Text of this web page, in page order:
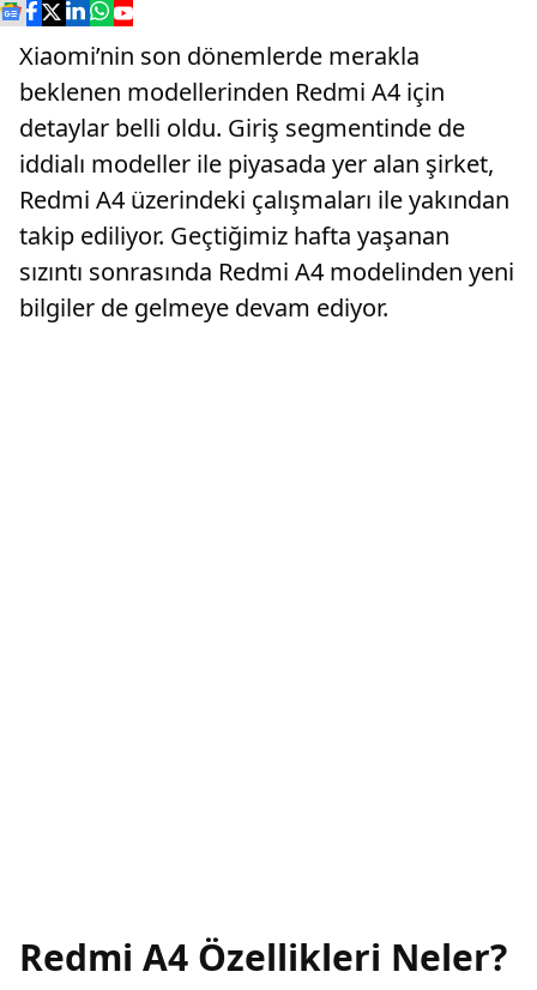
Xiaomi’nin son dönemlerde merakla
beklenen modellerinden Redmi A4 için
detaylar belli oldu. Giriş segmentinde de
iddialı modeller ile piyasada yer alan şirket,
Redmi A4 üzerindeki çalışmaları ile yakından
takip ediliyor. Geçtiğimiz hafta yaşanan
sızıntı sonrasında Redmi A4 modelinden yeni
bilgiler de gelmeye devam ediyor.
Redmi A4 Özellikleri Neler?